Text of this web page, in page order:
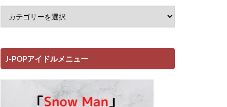
J-POPアイドルメニュー